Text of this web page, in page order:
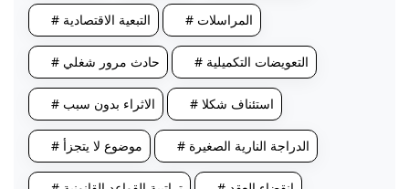
# التبعية الاقتصادية # المراسلات
# حادث مرور شغلي # التعويضات التكميلية
# الاثراء بدون سبب # استئناف شكلا
# موضوع لا يتجزأ # الدراجة النارية الصغيرة